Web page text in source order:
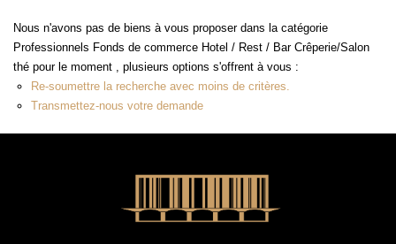
NOUS CONTACTER
Créer une alerte
Nous n'avons pas de biens à vous proposer dans la catégorie
Professionnels Fonds de commerce Hotel / Rest / Bar Crêperie/Salon
thé pour le moment , plusieurs options s'offrent à vous :
Re-soumettre la recherche avec moins de critères.
Transmettez-nous votre demande